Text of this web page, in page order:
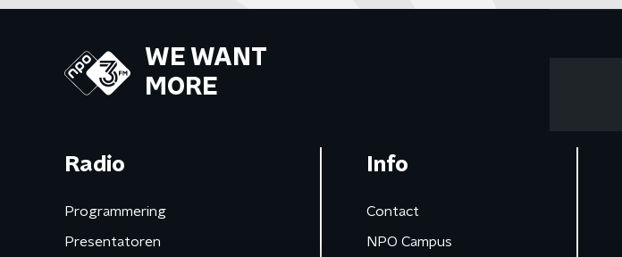
WE WANT
MORE
Radio
Programmering
Presentatoren
Info
Contact
NPO Campus